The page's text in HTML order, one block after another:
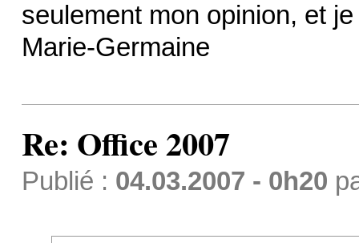
seulement mon opinion, et
Marie-Germaine
Re: Office 2007
Publié : 04.03.2007 - 0h20